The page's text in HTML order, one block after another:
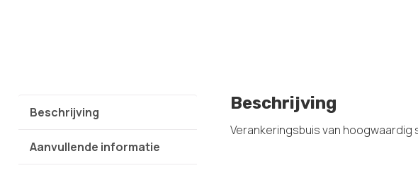
Beschrijving
Aanvullende informatie
Beschrijving
Verankeringsbuis van hoogwaardig